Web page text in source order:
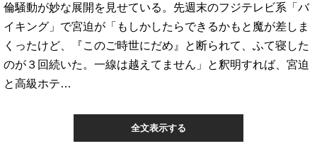
倫騒動が妙な展開を見せている。先週末のフジテレビ系「バ
イキング」で宮迫が「もしかしたらできるかもと魔が差しま
くったけど、『このご時世にだめ』と断られて、ふて寝した
のが３回続いた。一線は越えてません」と釈明すれば、宮迫
と高級ホテ…
全文表示する